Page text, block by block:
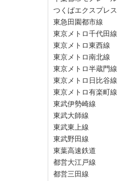
つくばエクスプレス
東急田園都市線
東京メトロ千代田線
東京メトロ東西線
東京メトロ南北線
東京メトロ半蔵門線
東京メトロ日比谷線
東京メトロ有楽町線
東武伊勢崎線
東武大師線
東武東上線
東武野田線
東葉高速鉄道
都営大江戸線
都営三田線